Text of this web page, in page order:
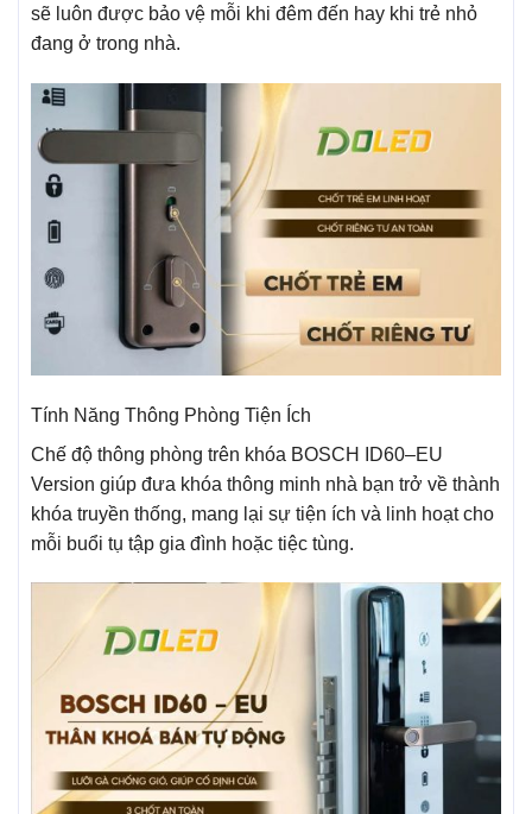
sẽ luôn được bảo vệ mỗi khi đêm đến hay khi trẻ nhỏ
đang ở trong nhà.
Tính Năng Thông Phòng Tiện Ích
Chế độ thông phòng trên khóa BOSCH ID60–EU
Version giúp đưa khóa thông minh nhà bạn trở về thành
khóa truyền thống, mang lại sự tiện ích và linh hoạt cho
mỗi buổi tụ tập gia đình hoặc tiệc tùng.